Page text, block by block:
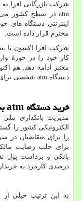
شرکت بازرگانی افرا به
atm در سطح کشور می
اینترنتی دستگاه های
محترم قرار داده است.
شرکت افرا اکسون با
کار خود را در حوزۀ
معتبر ادامه دهد. هم
دستگاه atm شخصی برای
خرید دستگاهatm
مدیریت بانکداری ملی
الکترونیکی کشور را
را برای متقاضیان در
برای جلب رضایت
بانکی و برداشت پول
درصدی کارمزد به
به این ترتیب خیلی از